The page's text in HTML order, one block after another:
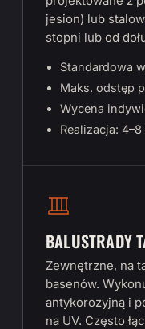
jesion) lub
stopni lub od
Standardowa
Maks. odstęp
Wycena
Realizacja:
BALUSTRADY
Zewnętrzne, na
basenów.
antykorozyjną i
na UV. Często